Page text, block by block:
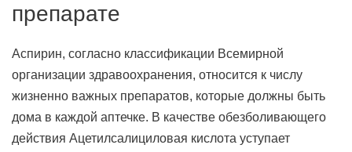
препарате
Аспирин, согласно классификации Всемирной
организации здравоохранения, относится к числу
жизненно важных препаратов, которые должны быть
дома в каждой аптечке. В качестве обезболивающего
действия Ацетилсалициловая кислота уступает